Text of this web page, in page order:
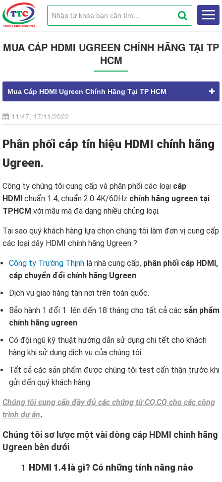
MUA CÁP HDMI UGREEN CHÍNH HÃNG TẠI TP
HCM
Mua Cáp HDMI Ugreen Chính Hãng Tại TP HCM
11:47, 17/11/2022
Phân phối cáp tín hiệu HDMI chính hãng
Ugreen.
Công ty chúng tôi cung cấp và phân phối các loại cáp
HDMI chuẩn 1.4, chuẩn 2.0 4K/60Hz chính hãng ugreen tại
TPHCM với mẫu mã đa dạng nhiều chủng loại.
Tại sao quý khách hàng lựa chọn chúng tôi làm đơn vị cung cấp
các loại dây HDMI chính hãng Ugreen ?
Công ty Trường Thịnh là nhà cung cấp, phân phối cáp HDMI,
cáp chuyển đổi chính hãng Ugreen.
Dịch vụ giao hàng tận nơi trên toàn quốc.
Bảo hành 1 đổi 1 lên đến 18 tháng cho tất cả các sản phẩm
chính hãng ugreen
Có đội ngũ kỹ thuật hướng dẫn sử dụng chi tết cho khách
hàng khi sử dụng dịch vụ của chúng tôi
Tất cả các sản phẩm được chúng tôi test cẩn thận trước khi
gửi đến quý khách hàng
Chúng tôi cung cấp đầy đủ các chứng từ CO,CQ cho các công
trình dự án.
Chúng tôi sơ lược một vài dòng cáp HDMI chính hãng
Ugreen bên dưới
HDMI 1.4 là gì? Có những tính năng nào